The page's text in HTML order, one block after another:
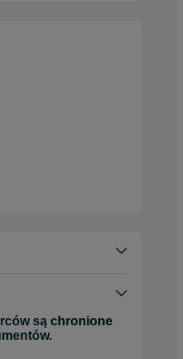
są chronione